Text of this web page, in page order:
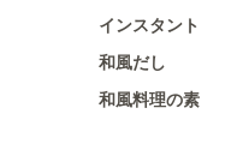
インスタント
和風だし
和風料理の素